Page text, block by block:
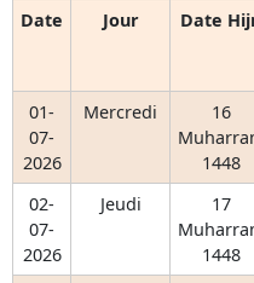
Date Jour Date
01-
07-
2026
Mercredi
16
1448
02-
07-
2026
Jeudi
17
1448